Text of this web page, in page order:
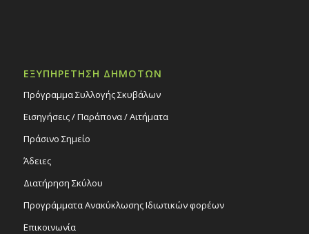
ΕΞΥΠΗΡΕΤΗΣΗ ΔΗΜΟΤΩΝ
Πρόγραμμα Συλλογής Σκυβάλων
Εισηγήσεις / Παράπονα / Αιτήματα
Πράσινο Σημείο
Άδειες
Διατήρηση Σκύλου
Προγράμματα Ανακύκλωσης Ιδιωτικών φορέων
Επικοινωνία